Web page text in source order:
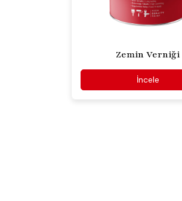
Zemin Verniği
İncele